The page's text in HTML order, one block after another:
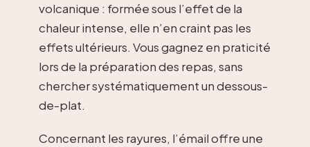
volcanique : formée sous l’effet de la
chaleur intense, elle n’en craint pas les
effets ultérieurs. Vous gagnez en praticité
lors de la préparation des repas, sans
chercher systématiquement un dessous-
de-plat.
Concernant les rayures, l’émail offre une